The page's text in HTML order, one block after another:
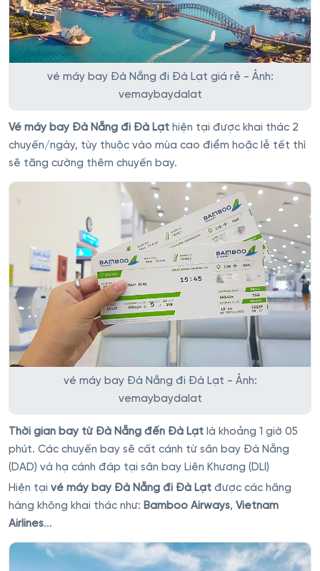
vé máy bay Đà Nẵng đi Đà Lạt giá rẻ - Ảnh:
vemaybaydalat
Vé máy bay Đà Nẵng đi Đà Lạt hiện tại được khai thác 2
chuyến/ngày, tùy thuộc vào mùa cao điểm hoặc lễ tết thì
sẽ tăng cường thêm chuyến bay.
vé máy bay Đà Nẵng đi Đà Lạt - Ảnh:
vemaybaydalat
Thời gian bay từ Đà Nẵng đến Đà Lạt là khoảng 1 giờ 05
phút. Các chuyến bay sẽ cất cánh từ sân bay Đà Nẵng
(DAD) và hạ cánh đáp tại sân bay Liên Khương (DLI)
Hiện tại vé máy bay Đà Nẵng đi Đà Lạt được các hãng
hàng không khai thác như: Bamboo Airways, Vietnam
Airlines...